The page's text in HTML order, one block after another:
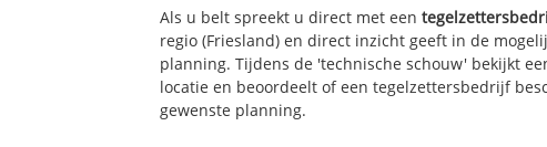
Als u belt spreekt u direct met een
regio (Friesland) en direct inzicht geeft in de
planning. Tijdens de 'technische schouw' bekijkt
locatie en beoordeelt of een tegelzettersbedrijf
gewenste planning.